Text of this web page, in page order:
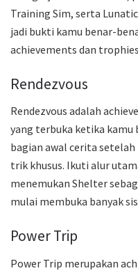
Training Sim, serta
jadi bukti kamu benar-
achievements dan
Rendezvous
Rendezvous adalah
yang terbuka ketika kamu
bagian awal cerita
trik khusus. Ikuti alur
menemukan Shelter
mulai membuka banyak
Power Trip
Power Trip merupakan